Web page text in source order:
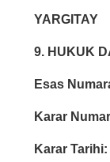
YARGITAY
9. HUKUK
Esas
Karar
Karar